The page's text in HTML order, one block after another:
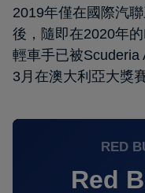
2019年僅在國際汽
後，隨即在2020年
輕車手已被Scuderia
3月在澳大利亞大獎
RED
Red